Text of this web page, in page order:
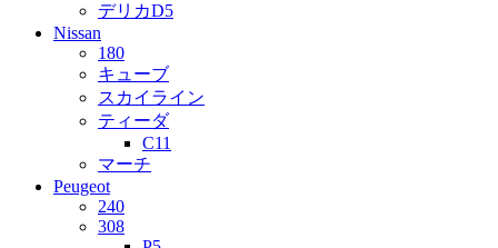
デリカD5
Nissan
180
キューブ
スカイライン
ティーダ
C11
マーチ
Peugeot
240
308